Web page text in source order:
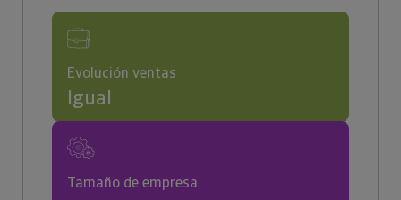
Evolución ventas
Igual
Tamaño de empresa